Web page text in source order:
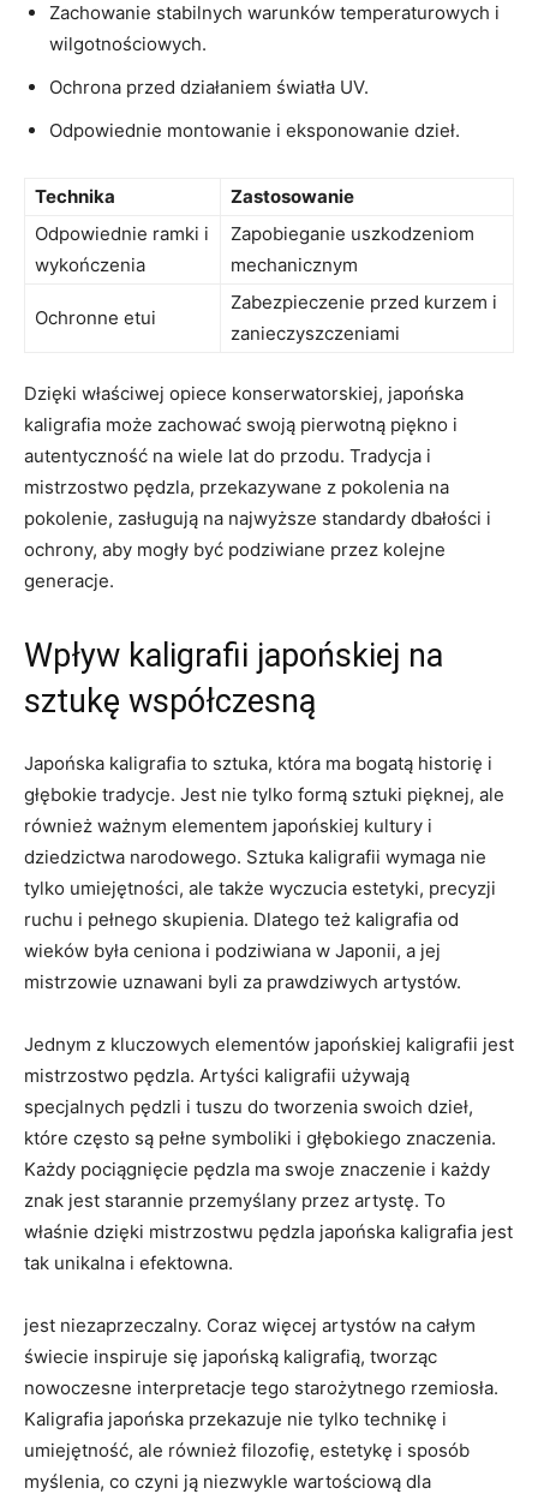
Zachowanie‍ stabilnych⁢ warunków temperaturowych i
wilgotnościowych.
Ochrona przed działaniem światła UV.
Odpowiednie montowanie‍ i eksponowanie dzieł.
Technika
Zastosowanie
Odpowiednie ramki⁤ i​
wykończenia
Zapobieganie uszkodzeniom
mechanicznym
Ochronne etui
Zabezpieczenie przed ‍kurzem i
zanieczyszczeniami
Dzięki właściwej​ opiece konserwatorskiej, japońska
kaligrafia może zachować swoją pierwotną piękno i
autentyczność⁣ na wiele lat do przodu. Tradycja i
mistrzostwo pędzla,‌ przekazywane z pokolenia na
pokolenie, zasługują na najwyższe standardy dbałości​ i
ochrony, aby mogły być ⁢podziwiane przez kolejne
generacje.
Wpływ⁣ kaligrafii japońskiej na
sztukę współczesną
Japońska​ kaligrafia to​ sztuka,⁤ która ma bogatą historię⁢ i
głębokie tradycje.‍ Jest nie tylko formą ⁤sztuki pięknej, ale
również ważnym elementem japońskiej ⁢kultury‌ i
dziedzictwa narodowego. Sztuka ⁤kaligrafii wymaga nie
tylko umiejętności, ale także ⁣wyczucia estetyki, precyzji
ruchu i‍ pełnego skupienia. Dlatego⁢ też kaligrafia od
wieków ⁣była ceniona i podziwiana w Japonii, a jej
mistrzowie uznawani byli za prawdziwych artystów.
Jednym z kluczowych elementów japońskiej kaligrafii jest
mistrzostwo pędzla. Artyści kaligrafii używają
specjalnych pędzli⁤ i tuszu ​do tworzenia⁤ swoich dzieł,
które często są pełne symboliki i głębokiego⁢ znaczenia.
Każdy pociągnięcie pędzla ma swoje znaczenie i każdy
znak​ jest starannie przemyślany przez artystę. To
właśnie dzięki mistrzostwu pędzla japońska kaligrafia jest
tak unikalna i efektowna.
jest niezaprzeczalny. Coraz więcej artystów na całym
świecie inspiruje się japońską kaligrafią,‌ tworząc
nowoczesne ‍interpretacje tego starożytnego rzemiosła.
Kaligrafia japońska ‍przekazuje nie tylko technikę i
umiejętność, ale​ również filozofię, estetykę i sposób
myślenia, co czyni ją niezwykle‌ wartościową dla